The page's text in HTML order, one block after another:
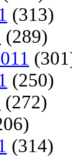
(313)
(289)
(250)
(272)
(314)